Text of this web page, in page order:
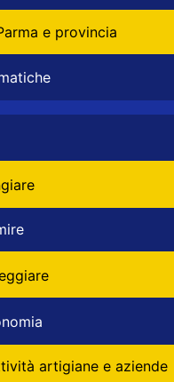
e provincia
artigiane e aziende